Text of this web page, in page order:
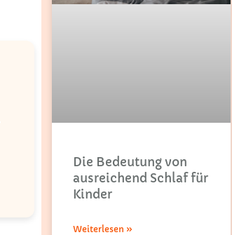
Die Bedeutung von
ausreichend Schlaf für
Kinder
Weiterlesen »